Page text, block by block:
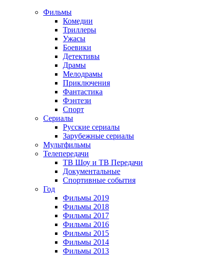
Фильмы
Комедии
Триллеры
Ужасы
Боевики
Детективы
Драмы
Мелодрамы
Приключения
Фантастика
Фэнтези
Спорт
Сериалы
Русские сериалы
Зарубежные сериалы
Мультфильмы
Телепередачи
ТВ Шоу и ТВ Передачи
Документальные
Спортивные события
Год
Фильмы 2019
Фильмы 2018
Фильмы 2017
Фильмы 2016
Фильмы 2015
Фильмы 2014
Фильмы 2013